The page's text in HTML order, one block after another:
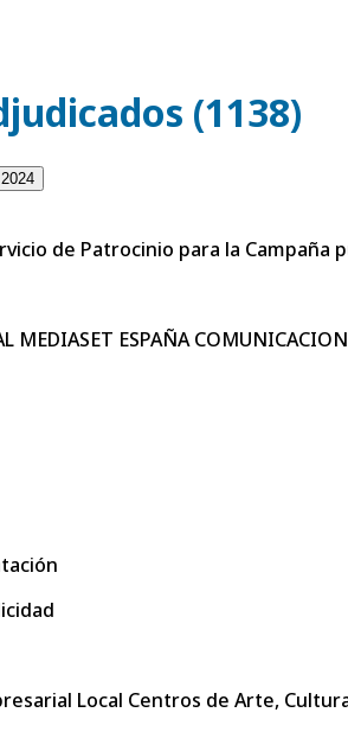
(1138)
de Patrocinio para la
MEDIASET ESPAÑA
Local Centros de Arte,